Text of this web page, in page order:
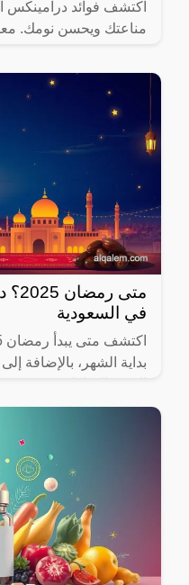
اكتشف فوائد درامينكس
مناعتك ويحسن نومك.
في السعودية
بداية الشهر، بالإضافة إلى